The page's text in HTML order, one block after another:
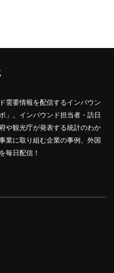
需要情報を配信するインバウン
」。インバウンド担当者・訪日
や観光庁が発表する統計のわか
業に取り組む企業の事例、外国
毎日配信！